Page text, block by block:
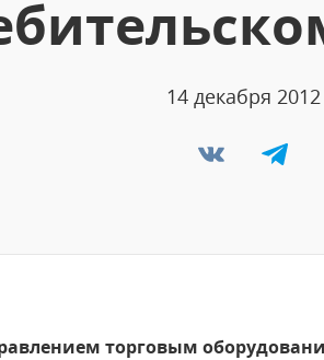
14 декабря 2012
торговым